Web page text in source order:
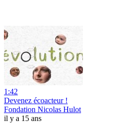
1:42
Devenez écoacteur !
Fondation Nicolas Hulot
il y a 15 ans